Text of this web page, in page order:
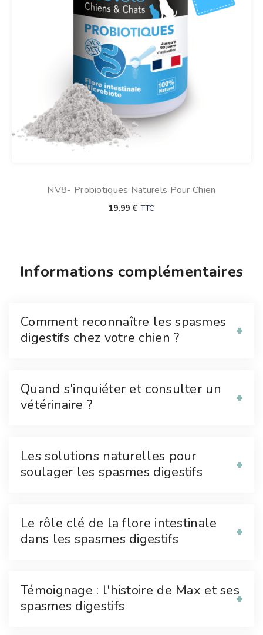
NV8- Probiotiques Naturels Pour Chien
19,99€ TTC
Informations complémentaires
Comment reconnaître les spasmes
digestifs chez votre chien ?
Quand s'inquiéter et consulter un
vétérinaire ?
Les solutions naturelles pour
soulager les spasmes digestifs
Le rôle clé de la flore intestinale
dans les spasmes digestifs
Témoignage : l'histoire de Max et ses
spasmes digestifs